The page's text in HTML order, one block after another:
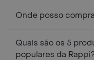
Onde posso
Quais são os 5
populares da